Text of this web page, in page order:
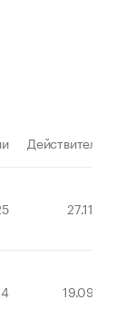
Действителен